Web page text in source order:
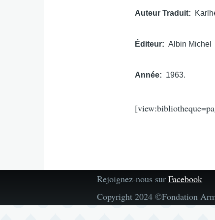
Auteur Traduit
Éditeur Albin Michel
Année 1963.
Rejoignez-nous surFacebook
Copyright 2024 ©Fondation